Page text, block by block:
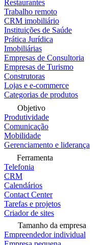
Restaurantes
Trabalho remoto
CRM imobiliário
Instituições de Saúde
Prática Jurídica
Imobiliárias
Empresas de Consultoria
Empresas de Turismo
Construtoras
Lojas e e-commerce
Categorias de produtos
Objetivo
Produtividade
Comunicação
Mobilidade
Gerenciamento e liderança
Ferramenta
Telefonia
CRM
Calendários
Contact Center
Tarefas e projetos
Criador de sites
Tamanho da empresa
Empreendedor individual